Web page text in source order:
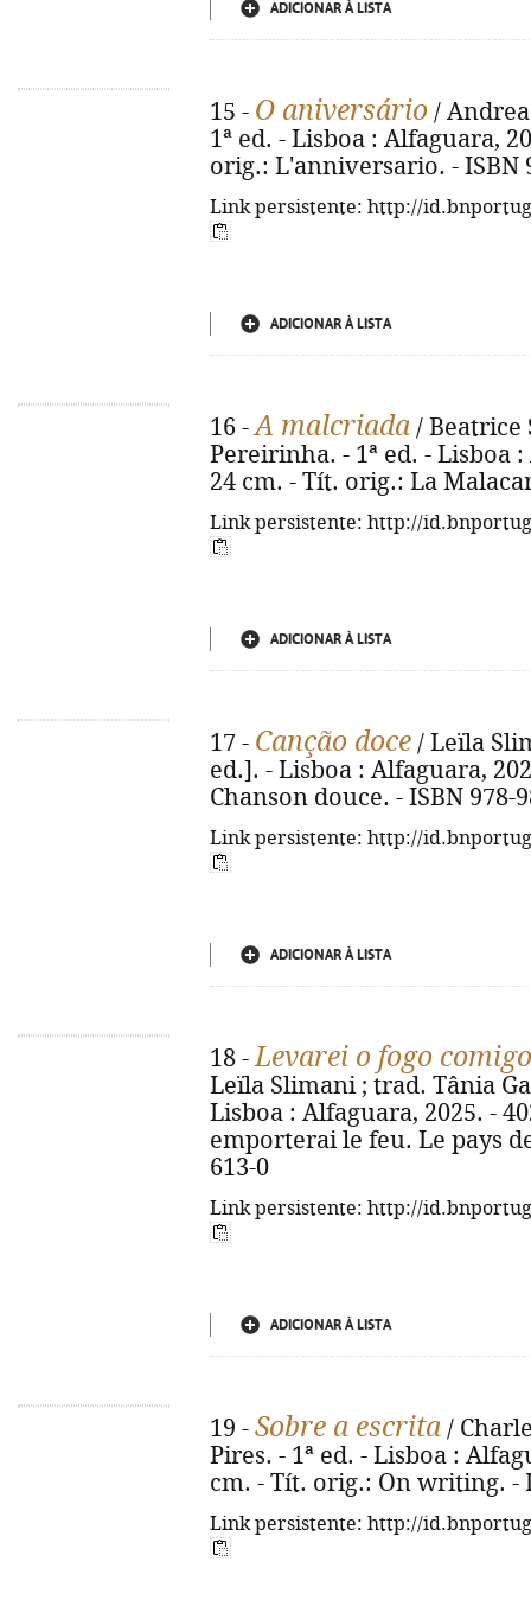
ADICIONAR À LISTA
15 - O aniversário /
1ª ed. - Lisboa : Alfaguara,
orig.: L'anniversario. - ISBN
Link persistente: http://
ADICIONAR À LISTA
16 -A malcriada / Beatrice
Pereirinha. - 1ª ed. - Lisboa
24 cm. - Tít. orig.: La
Link persistente: http://
ADICIONAR À LISTA
17 - Canção doce / Leïla
ed.]. - Lisboa : Alfaguara,
Chanson douce. - ISBN 978-
Link persistente: http://
ADICIONAR À LISTA
18 -Levarei o fogo comigo
Leïla Slimani ; trad. Tânia
Lisboa : Alfaguara, 2025. -
emporterai le feu. Le pays
613-0
Link persistente: http://
ADICIONAR À LISTA
19 - Sobre a escrita /
Pires. - 1ª ed. - Lisboa :
cm. - Tít. orig.: On writing. -
Link persistente: http://